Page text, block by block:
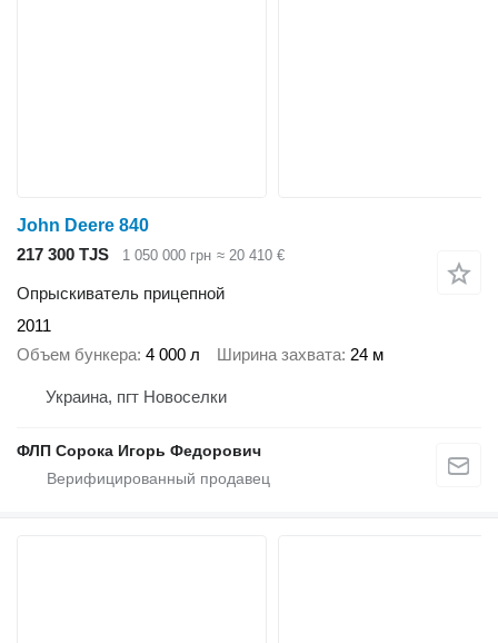
John Deere 840
217 300 TJS
1 050 000 грн ≈ 20 410 €
Опрыскиватель прицепной
2011
Объем бункера 4 000 л Ширина захвата 24 м
Украина, пгт Новоселки
ФЛП Сорока Игорь Федорович